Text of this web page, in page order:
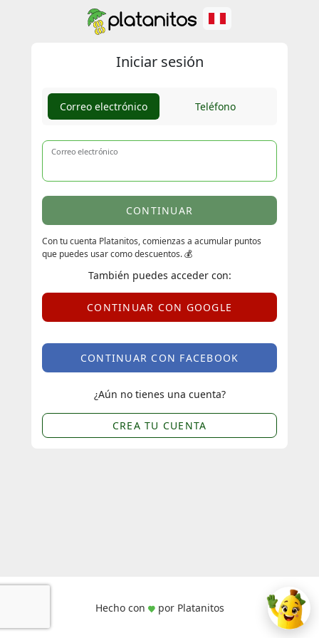
Iniciar sesión
Correo electrónico Teléfono
Correo electrónico
CONTINUAR
Con tu cuenta Platanitos, comienzas a acumular puntos
que puedes usar como descuentos. 💰
También puedes acceder con:
CONTINUAR CON GOOGLE
CONTINUAR CON FACEBOOK
¿Aún no tienes una cuenta?
CREA TU CUENTA
Hecho con por Platanitos